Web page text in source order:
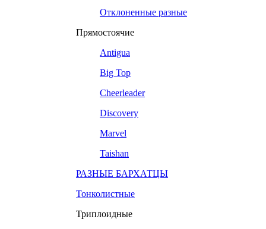
Отклоненные разные
Прямостоячие
Antigua
Big Top
Cheerleader
Discovery
Marvel
Taishan
РАЗНЫЕ БАРХАТЦЫ
Тонколистные
Триплоидные